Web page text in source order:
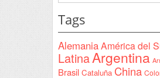
Yeda
en
Sudán
Tags
AlemaniaAmérica del
LatinaArgentina
Brasil Cataluña China